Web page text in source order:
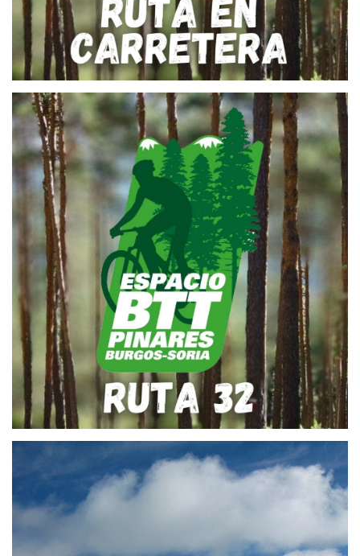
26 de abril de 2022
RUTA BTT 32 – DESCENSO DEL
PUERTO DE MONTENEGRO